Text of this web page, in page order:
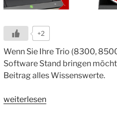
+2
Wenn Sie Ihre Trio (8300,
Software Stand bringen
Beitrag alles Wissenswerte.
„So
weiterlesen